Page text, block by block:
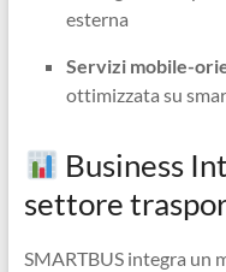
esterna
Servizi mobile-
ottimizzata su
Business
settore
SMARTBUS integra un